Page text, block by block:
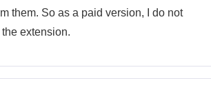
them. So as a paid version, I do not
extension.